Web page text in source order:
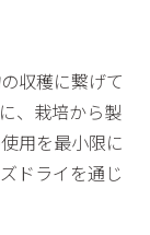
収穫に繋げて
、栽培から製
用を最小限に
ドライを通じ